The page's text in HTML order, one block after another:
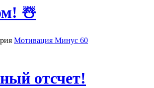
☃️
Мотивация Минус 60
отсчет!